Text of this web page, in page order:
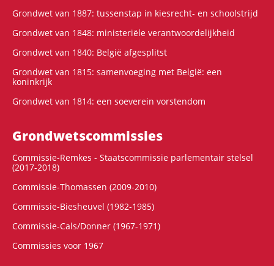
Grondwet van 1887: tussenstap in kiesrecht- en schoolstrijd
Grondwet van 1848: ministeriële verantwoordelijkheid
Grondwet van 1840: België afgesplitst
Grondwet van 1815: samenvoeging met België: een
koninkrijk
Grondwet van 1814: een soeverein vorstendom
Grondwets­commissies
Commissie-Remkes - Staatscommissie parlementair stelsel
(2017-2018)
Commissie-Thomassen (2009-2010)
Commissie-Biesheuvel (1982-1985)
Commissie-Cals/Donner (1967-1971)
Commissies voor 1967